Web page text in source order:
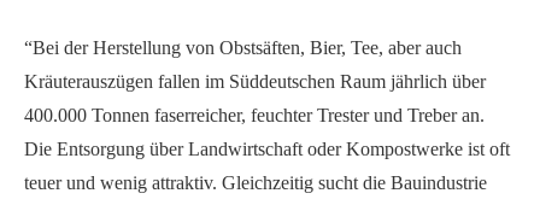
“Bei der Herstellung von Obstsäften, Bier, Tee, aber auch
Kräuterauszügen fallen im Süddeutschen Raum jährlich über
400.000 Tonnen faserreicher, feuchter Trester und Treber an.
Die Entsorgung über Landwirtschaft oder Kompostwerke ist oft
teuer und wenig attraktiv. Gleichzeitig sucht die Bauindustrie